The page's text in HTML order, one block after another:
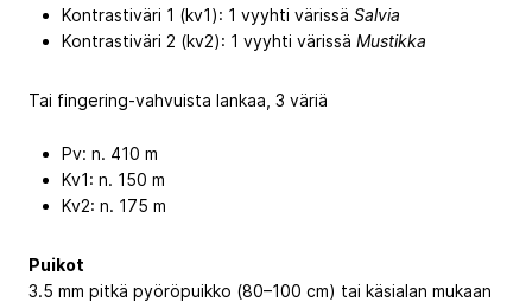
Kontrastiväri 1 (kv1): 1 vyyhti värissä Salvia
Kontrastiväri 2 (kv2): 1 vyyhti värissä Mustikka
Tai fingering-vahvuista lankaa, 3 väriä
Pv: n. 410 m
Kv1: n. 150 m
Kv2: n. 175 m
Puikot
3.5 mm pitkä pyöröpuikko (80–100 cm) tai käsialan mukaan